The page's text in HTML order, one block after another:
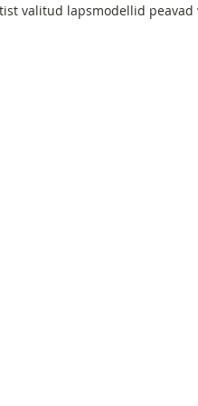
valitud lapsmodellid